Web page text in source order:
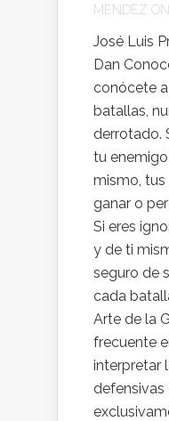
MENDEZ
José Luis
Dan
conócete
batallas,
derrotado.
tu
mismo,
ganar o
Si eres
y de ti
seguro de
cada
Arte de la
frecuente
interpretar
defensivas